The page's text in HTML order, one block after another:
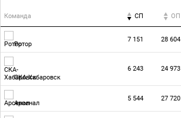
Команда СП ОП
Ротор
7 151 28 604
СКА-Хабаровск
6 243 24 973
Арсенал
5 544 27 720